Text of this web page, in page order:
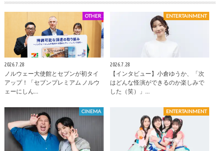
OTHER
2026.7.28
ノルウェー大使館とセブンが初タイ
アップ！「セブンプレミアム ノルウ
ェーにしん…
ENTERTAINMENT
2026.7.28
【インタビュー】小倉ゆうか、「次
はどんな怪演ができるのか楽しみで
した（笑）」…
CINEMA ENTERTAINMENT